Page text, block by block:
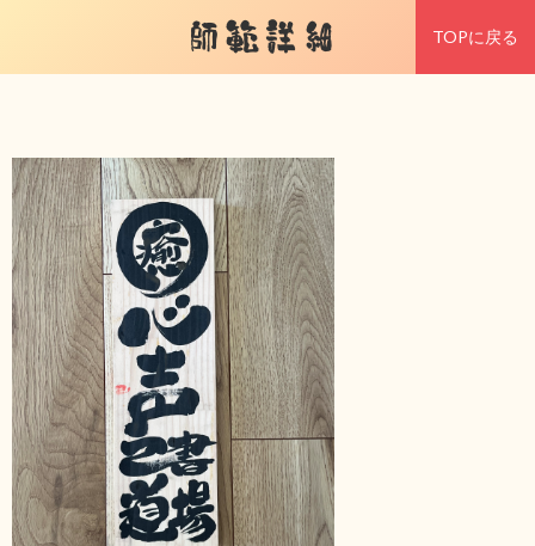
師範詳細 TOPに戻る